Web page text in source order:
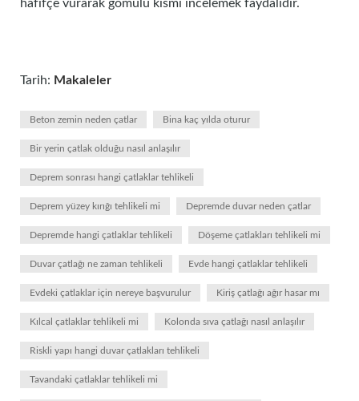
hafifçe vurarak gömülü kısmı incelemek faydalıdır.
Tarih: Makaleler
Beton zemin neden çatlar Bina kaç yılda oturur
Bir yerin çatlak olduğu nasıl anlaşılır
Deprem sonrası hangi çatlaklar tehlikeli
Deprem yüzey kırığı tehlikeli mi Depremde duvar neden çatlar
Depremde hangi çatlaklar tehlikeli Döşeme çatlakları tehlikeli mi
Duvar çatlağı ne zaman tehlikeli Evde hangi çatlaklar tehlikeli
Evdeki çatlaklar için nereye başvurulur Kiriş çatlağı ağır hasar mı
Kılcal çatlaklar tehlikeli mi Kolonda sıva çatlağı nasıl anlaşılır
Riskli yapı hangi duvar çatlakları tehlikeli
Tavandaki çatlaklar tehlikeli mi